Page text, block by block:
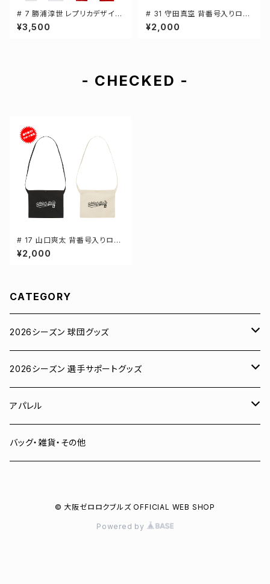
# 7 勝浦淳世 レプリカデザイン
3カラー 選手還元 半袖Tシャツ
S-XXXLサイズ 500101
¥3,500
# 31 守田真空 背番号入りロゴ
キャンバスサコッシュ 選手還元
2カラー 001461
¥2,000
- CHECKED -
# 17 山口爽太 背番号入りロゴ
キャンバスサコッシュ 選手還元
2カラー 001461
¥2,000
CATEGORY
2026シーズン 球団グッズ
ユニフォーム
Tシャツ
スウェット
2026シーズン 選手サポートグッズ
# 00 蓮
# 0 岡田竜汰
アパレル
スウェット・パーカー
バッグ・雑貨・その他
© 大阪ゼロロクブルズ OFFICIAL WEB SHOP
Powered by